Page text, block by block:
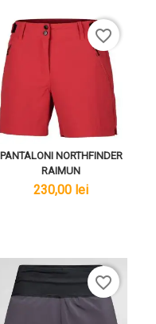
PANTALONI NORTHFINDER
RAIMUN
lei
230,00 lei
favorite_border
favorite_border